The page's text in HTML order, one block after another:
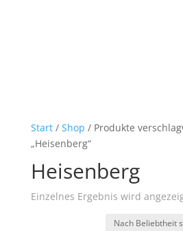
Start/ Shop / Produkte
„Heisenberg“
Heisenberg
Einzelnes Ergebnis wird